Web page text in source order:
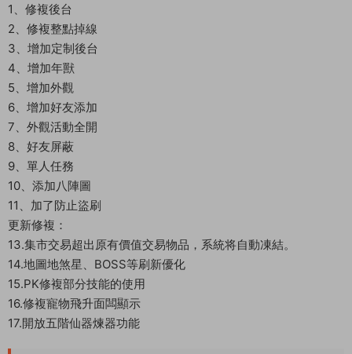
1、修複後台
2、修複整點掉線
3、增加定制後台
4、增加年獸
5、增加外觀
6、增加好友添加
7、外觀活動全開
8、好友屏蔽
9、單人任務
10、添加八陣圖
11、加了防止盜刷
更新修複：
13.集市交易超出原有價值交易物品，系統将自動凍結。
14.地圖地煞星、BOSS等刷新優化
15.PK修複部分技能的使用
16.修複寵物飛升面闆顯示
17.開放五階仙器煉器功能